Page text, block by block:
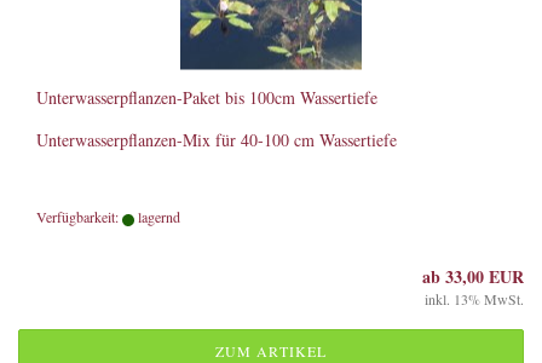
Unterwasserpflanzen-Paket bis 100cm Wassertiefe
Unterwasserpflanzen-Mix für 40-100 cm Wassertiefe
Verfügbarkeit: lagernd
ab 33,00 EUR
inkl. 13% MwSt.
ZUM ARTIKEL